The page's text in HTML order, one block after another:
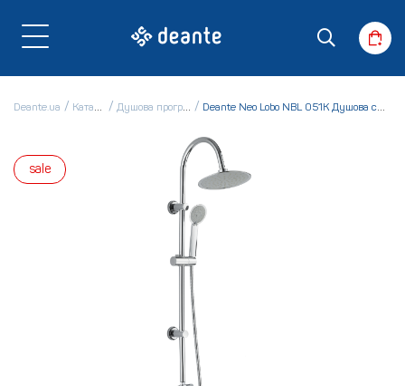
Deante.ua Каталог Душова програма Deante Neo Lobo NBL 051K Душова система
sale